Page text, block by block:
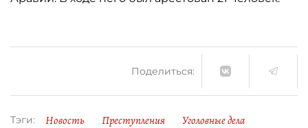
Поделиться:
Тэги: Новость Преступления Уголовные дела